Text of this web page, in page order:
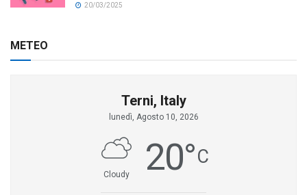
20/03/2025
METEO
Terni, Italy
lunedì, Agosto 10, 2026
Cloudy 20°C